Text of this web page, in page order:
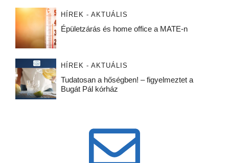
HÍREK - AKTUÁLIS
Épületzárás és home office a MATE-n
HÍREK - AKTUÁLIS
Tudatosan a hőségben! – figyelmeztet a
Bugát Pál kórház